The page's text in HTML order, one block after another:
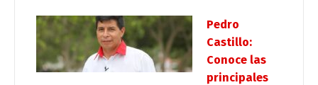
Pedro
Castillo:
Conoce las
principales